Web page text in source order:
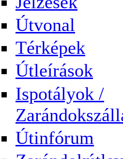
Útvonal
Térképek
Útleírások
Ispotályok /
Útinfórum